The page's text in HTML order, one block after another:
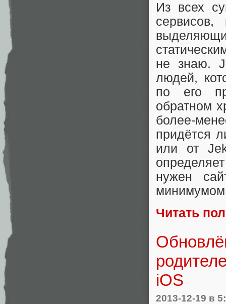
Из всех
сервисов,
не знаю.
людей,
по его
обратном
более-
придётся
или от
нужен
минимумом
Читать
iOS
2013-12-19 в